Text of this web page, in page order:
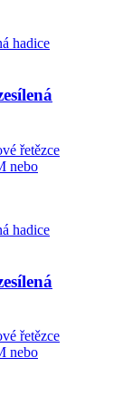
řetězce
nebo
řetězce
nebo